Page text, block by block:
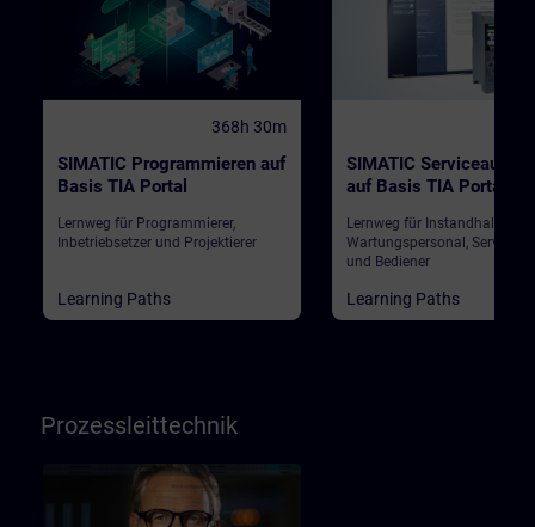
368h 30m
SIMATIC Programmieren auf
Basis TIA Portal
Lernweg für Programmierer,
Inbetriebsetzer und Projektierer
Learning Paths
SIMATIC
auf Basis TIA Portal
Lernweg für Instandhalter,
Wartungspersonal,
und Bediener
Learning Paths
Prozessleittechnik